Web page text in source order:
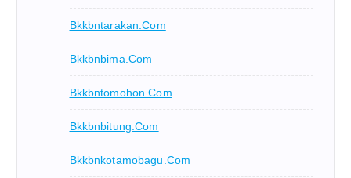
Bkkbntarakan.com
Bkkbnbima.com
Bkkbntomohon.com
Bkkbnbitung.com
Bkkbnkotamobagu.com